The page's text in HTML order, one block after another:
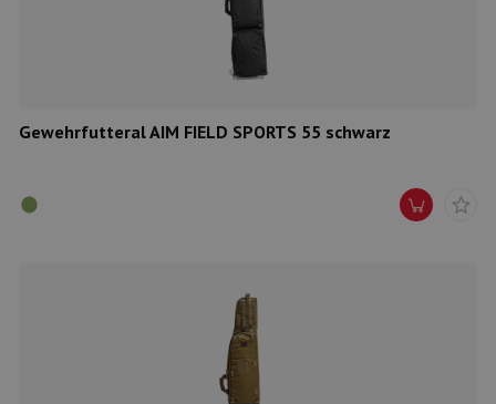
Gewehrfutteral AIM FIELD SPORTS 55 schwarz